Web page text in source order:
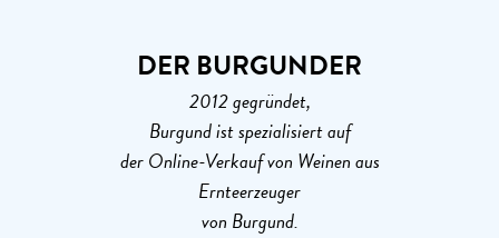
DER BURGUNDER
2012 gegründet,
Burgund ist spezialisiert auf
der Online-Verkauf von Weinen aus
Ernteerzeuger
von Burgund.